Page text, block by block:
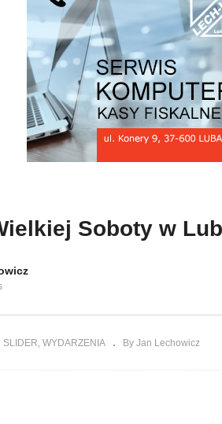
Dzisiaj wiatr wieje dla
polskiej gospodarki
Soboty w
SLIDER WYDARZENIA By Jan Lechowicz